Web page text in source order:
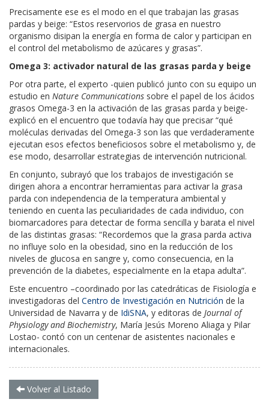
Precisamente ese es el modo en el que trabajan las grasas
pardas y beige: “Estos reservorios de grasa en nuestro
organismo disipan la energía en forma de calor y participan en
el control del metabolismo de azúcares y grasas”.
Omega 3: activador natural de las grasas parda y beige
Por otra parte, el experto -quien publicó junto con su equipo un
estudio en Nature Communications sobre el papel de los ácidos
grasos Omega-3 en la activación de las grasas parda y beige-
explicó en el encuentro que todavía hay que precisar “qué
moléculas derivadas del Omega-3 son las que verdaderamente
ejecutan esos efectos beneficiosos sobre el metabolismo y, de
ese modo, desarrollar estrategias de intervención nutricional.
En conjunto, subrayó que los trabajos de investigación se
dirigen ahora a encontrar herramientas para activar la grasa
parda con independencia de la temperatura ambiental y
teniendo en cuenta las peculiaridades de cada individuo, con
biomarcadores para detectar de forma sencilla y barata el nivel
de las distintas grasas: “Recordemos que la grasa parda activa
no influye solo en la obesidad, sino en la reducción de los
niveles de glucosa en sangre y, como consecuencia, en la
prevención de la diabetes, especialmente en la etapa adulta”.
Este encuentro –coordinado por las catedráticas de Fisiología e
investigadoras del Centro de Investigación en Nutrición de la
Universidad de Navarra y de IdiSNA, y editoras de Journal of
Physiology and Biochemistry, María Jesús Moreno Aliaga y Pilar
Lostao- contó con un centenar de asistentes nacionales e
internacionales.
Volver al Listado